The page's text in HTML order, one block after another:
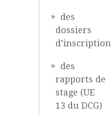
des
dossiers
d’inscription
des
rapports de
stage (UE
13 du DCG)